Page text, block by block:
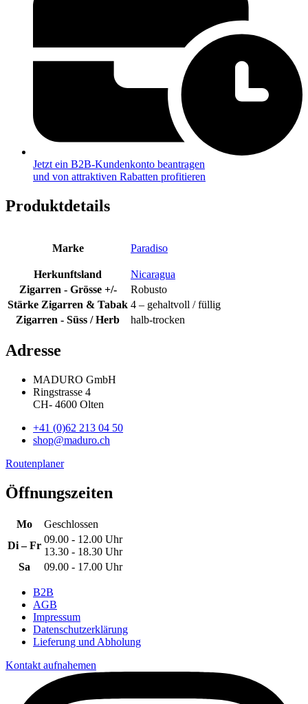
Jetzt ein B2B-Kundenkonto beantragen
und von attraktiven Rabatten profitieren
Produktdetails
Marke Paradiso
Herkunftsland
Nicaragua
Zigarren - Grösse +/-
Robusto
Stärke Zigarren & Tabak 4 – gehaltvoll / füllig
Zigarren - Süss / Herb
halb-trocken
Adresse
MADURO GmbH
Ringstrasse 4
CH- 4600 Olten
+41 (0)62 213 04 50
shop@maduro.ch
Routenplaner
Öffnungszeiten
Mo
Geschlossen
Di – Fr
09.00 - 12.00 Uhr
13.30 - 18.30 Uhr
Sa
09.00 - 17.00 Uhr
B2B
AGB
Impressum
Datenschutzerklärung
Lieferung und Abholung
Kontakt aufnahemen